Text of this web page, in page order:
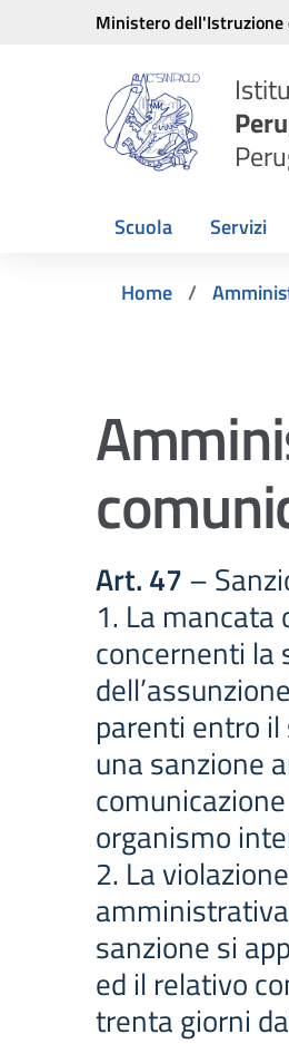
Vai ai contenuti
Vai al menu di navigazione
Ministero dell'Istruzione
Scuola Servizi
Home
Art. 47–
1. La
concernenti la
parenti entro il
una sanzione
organismo
2. La
sanzione si
ed il relativo
trenta giorni